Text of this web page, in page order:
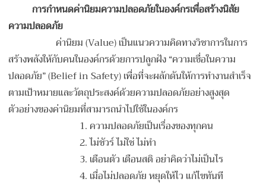
การกำหนดค่านิยมความปลอดภัยในองค์กรเพื่อสร้างนิสัย
ความปลอดภัย
ค่านิยม (Value) เป็นแนวความคิดทางวิชาการในการ
สร้างพลังให้กับคนในองค์กรด้วยการปลูกฝัง “ความเชื่อในความ
ปลอดภัย” (Belief in Safety) เพื่อที่จะผลักดันให้การทำงานสำเร็จ
ตามเป้าหมายและวัตถุประสงค์ด้วยความปลอดภัยอย่างสูงสุด
ตัวอย่างของค่านิยมที่สามารถนำไปใช้ในองค์กร
1. ความปลอดภัยเป็นเรื่องของทุกคน
2.ไม่ชัวร์ ไม่ใช่ ไม่ทำ
3. เตือนตัว เตือนสติ อย่าคิดว่าไม่เป็นไร
4. เมื่อไม่ปลอดภัย หยุดให้ไว แก้ไขทันที